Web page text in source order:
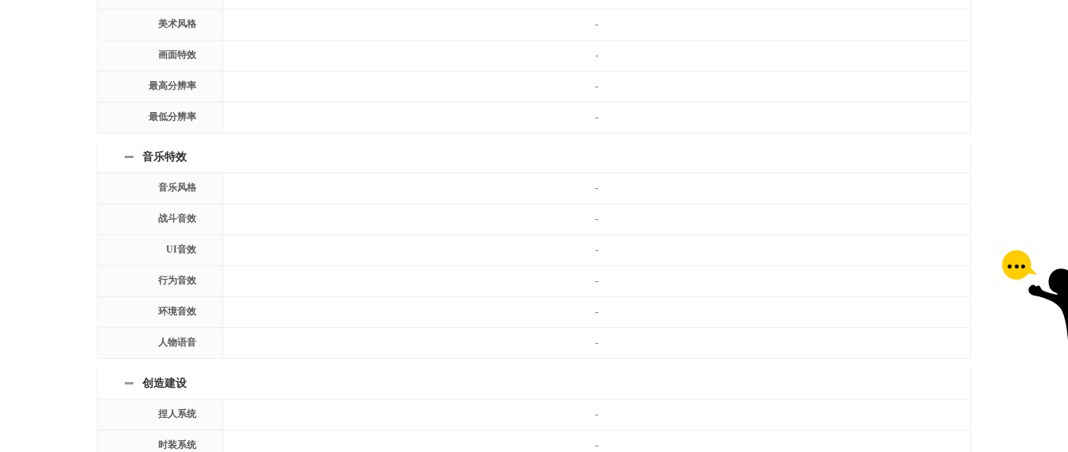
美术风格 -
画面特效 -
最高分辨率 -
最低分辨率 -
音乐特效
音乐风格 -
战斗音效 -
UI音效 -
行为音效 -
环境音效 -
人物语音 -
创造建设
捏人系统 -
时装系统 -